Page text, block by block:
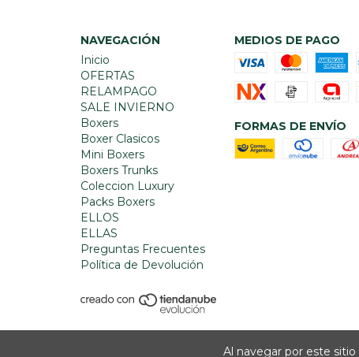
Al navegar por este sitio
NAVEGACIÓN
Inicio
OFERTAS
RELAMPAGO
SALE INVIERNO
Boxers
Boxer Clasicos
Mini Boxers
Boxers Trunks
Coleccion Luxury
Packs Boxers
ELLOS
ELLAS
Preguntas Frecuentes
Política de Devolución
MEDIOS DE PAGO
FORMAS DE ENVÍO